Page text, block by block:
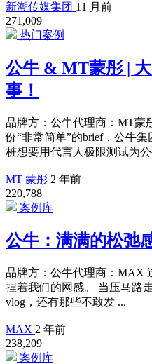
新潮传媒集团 11 月前
271,009
热门案例
公牛 & MT蒙彤 |
事！
品牌方：公牛代理商：MT蒙
份“非常简单”的brief，公牛
桩想要用代言人极限测试为公
MT 蒙彤 2 年前
220,788
案例库
公牛：满满的松弛
品牌方：公牛代理商：MAX
捏着我们的网感。 当压马路
vlog，还有那些不敢发 ...
MAX 2 年前
238,209
案例库